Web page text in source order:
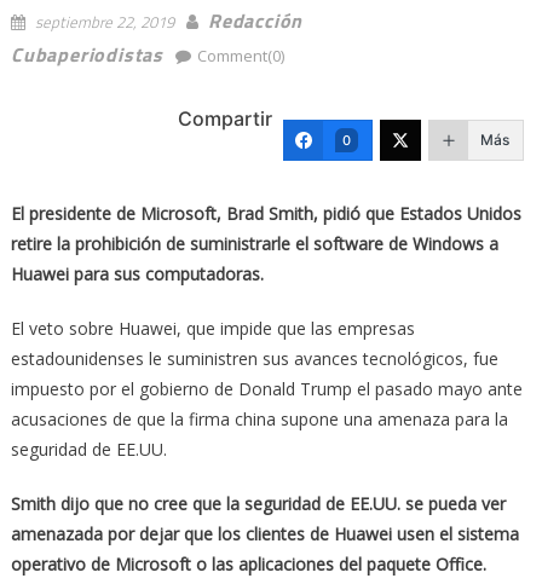
septiembre 22, 2019
Redacción
Cubaperiodistas
Comment(0)
Compartir
0 Más
El presidente de Microsoft, Brad Smith, pidió que Estados Unidos
retire la prohibición de suministrarle el software de Windows a
Huawei para sus computadoras.
El veto sobre Huawei, que impide que las empresas
estadounidenses le suministren sus avances tecnológicos, fue
impuesto por el gobierno de Donald Trump el pasado mayo ante
acusaciones de que la firma china supone una amenaza para la
seguridad de EE.UU.
Smith dijo que no cree que la seguridad de EE.UU. se pueda ver
amenazada por dejar que los clientes de Huawei usen el sistema
operativo de Microsoft o las aplicaciones del paquete Office.